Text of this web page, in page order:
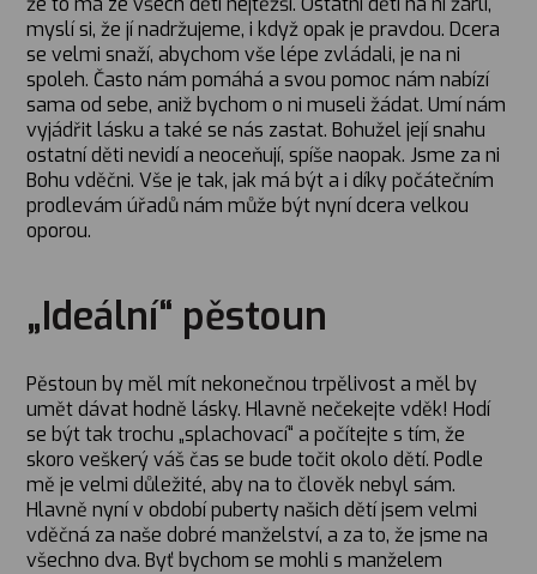
myslí si, že jí nadržujeme, i když opak je pravdou. Dcera
se velmi snaží, abychom vše lépe zvládali, je na ni
spoleh. Často nám pomáhá a svou pomoc nám nabízí
sama od sebe, aniž bychom o ni museli žádat. Umí nám
vyjádřit lásku a také se nás zastat. Bohužel její snahu
ostatní děti nevidí a neoceňují, spíše naopak. Jsme za ni
Bohu vděčni. Vše je tak, jak má být a i díky počátečním
prodlevám úřadů nám může být nyní dcera velkou
oporou.
„Ideální“ pěstoun
Pěstoun by měl mít nekonečnou trpělivost a měl by
umět dávat hodně lásky. Hlavně nečekejte vděk! Hodí
se být tak trochu „splachovací“ a počítejte s tím, že
skoro veškerý váš čas se bude točit okolo dětí. Podle
mě je velmi důležité, aby na to člověk nebyl sám.
Hlavně nyní v období puberty našich dětí jsem velmi
vděčná za naše dobré manželství, a za to, že jsme na
všechno dva. Byť bychom se mohli s manželem